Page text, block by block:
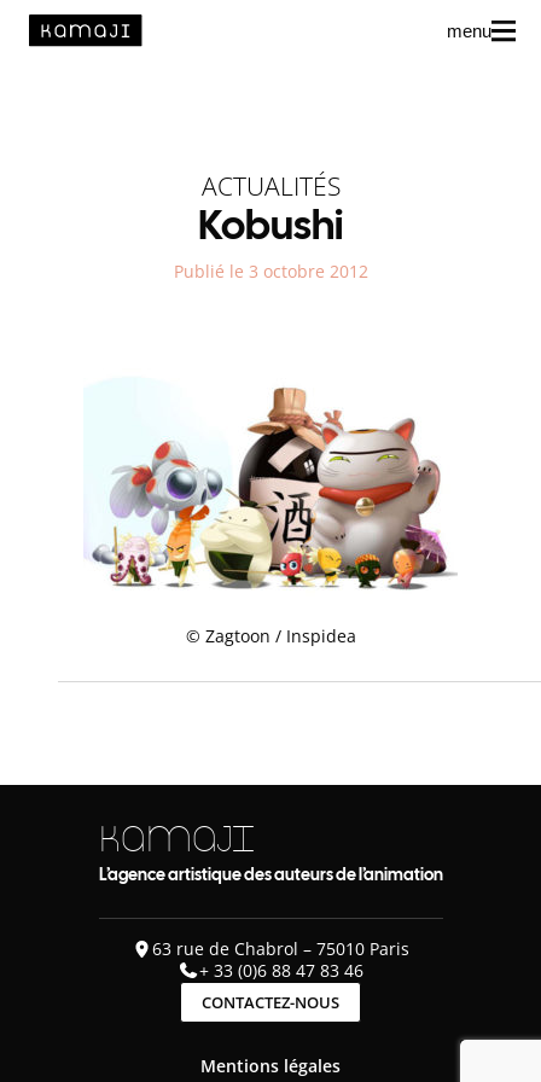
Auteur·rice·s
menu
ACTUALITÉS
Kobushi
Publié le 3 octobre 2012
© Zagtoon / Inspidea
KAMAJI
L’agence artistique des auteurs de l’animation
63 rue de Chabrol – 75010 Paris
+ 33 (0)6 88 47 83 46
CONTACTEZ-NOUS
Mentions légales